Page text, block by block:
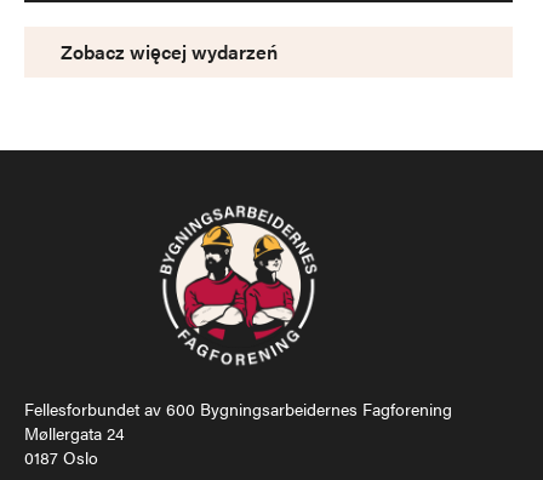
Zobacz więcej wydarzeń
Fellesforbundet av 600 Bygningsarbeidernes Fagforening
Møllergata 24
0187 Oslo